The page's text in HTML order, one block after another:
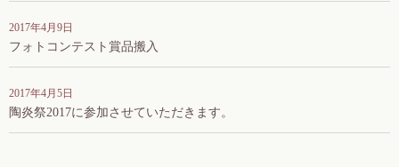
2017年4月9日
フォトコンテスト賞品搬入
2017年4月5日
陶炎祭2017に参加させていただきます。